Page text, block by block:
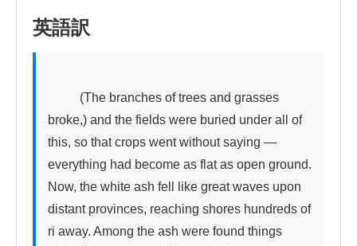
英語訳
broke,) and the fields were buried under all of
this, so that crops went without saying —
everything had become as flat as open ground.
Now, the white ash fell like great waves upon
distant provinces, reaching shores hundreds of
ri away. Among the ash were found things